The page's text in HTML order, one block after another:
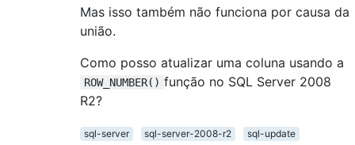
Mas isso também não funciona por causa da
união.
Como posso atualizar uma coluna usando a
ROW_NUMBER() função no SQL Server 2008
R2?
sql-server sql-server-2008-r2
sql-update